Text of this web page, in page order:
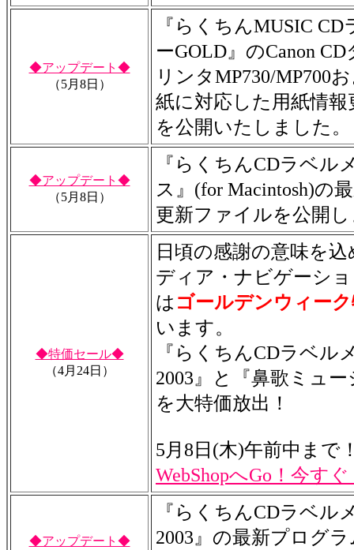
◆アップデート◆
（5月8日）
『らくちんMUSIC
ーGOLD』のCanon
リンタMP730/MP700
紙に対応した用紙情
を公開いたしました。
◆アップデート◆
（5月8日）
『らくちんCDラベル
ス』(for Macintosh)の
更新ファイルを公開
◆特価セール◆
（4月24日）
日頃の感謝の意味を
ディア・ナビゲーショ
は ゴールデンウィー
います。
『らくちんCDラベル
2003』と『鼻歌ミュ
を大特価放出！
5月8日(木)午前中まで
WebShopへGo！今す
◆アップデート◆
『らくちんCDラベル
2003』の最新プログ